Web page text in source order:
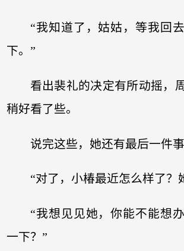
“我知道了，姑姑，等我回
下。”
看出裴礼的决定有所动摇，
稍好看了些。
说完这些，她还有最后一件事
“对了，小椿最近怎么样了？
“我想见见她，你能不能想
一下？”